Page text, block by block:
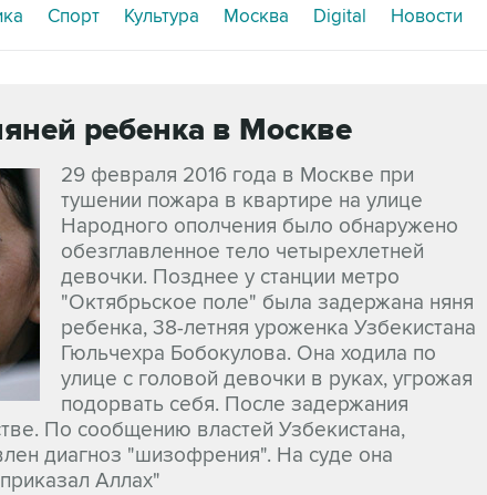
Спорт Культура Москва Digital Новости
ребенка в Москве
29 февраля 2016 года в Москве при
тушении пожара в квартире на улице
Народного ополчения было обнаружено
обезглавленное тело четырехлетней
девочки. Позднее у станции метро
"Октябрьское поле" была задержана няня
ребенка, 38-летняя уроженка Узбекистана
Гюльчехра Бобокулова. Она ходила по
улице с головой девочки в руках, угрожая
подорвать себя. После задержания
По сообщению властей Узбекистана,
диагноз "шизофрения". На суде она
Аллах"